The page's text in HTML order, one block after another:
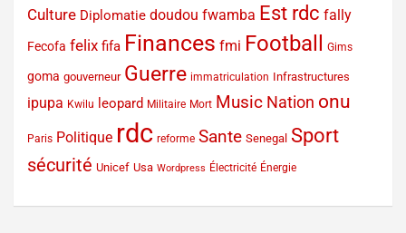
Culture Diplomatie doudou fwamba Est rdc fally
Fecofa felix fifa Finances fmi Football Gims
goma gouverneur Guerre immatriculation Infrastructures
ipupa Kwilu leopard Militaire Mort Music Nation onu
Paris Politique rdc reforme Sante Senegal Sport
sécurité Unicef Usa Wordpress Électricité Énergie